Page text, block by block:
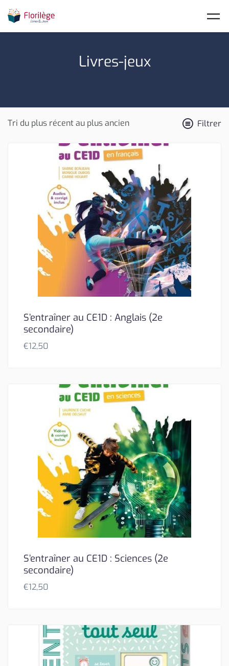
Livres-jeux
Filtrer
S’entraîner au CE1D : Anglais (2e
secondaire)
€12,50
S’entraîner au CE1D : Sciences (2e
secondaire)
€12,50